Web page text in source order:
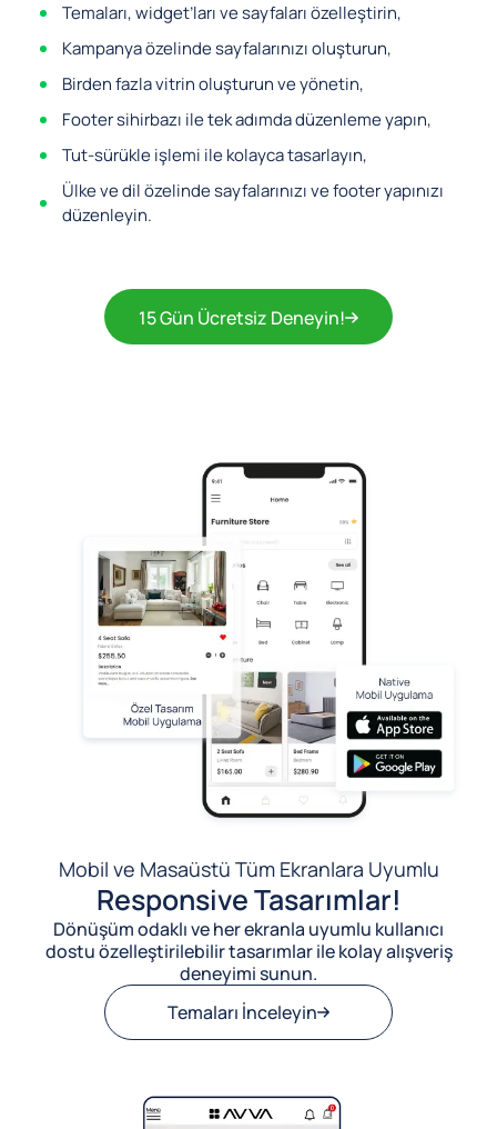
Temaları, widget’ları ve sayfaları özelleştirin,
Kampanya özelinde sayfalarınızı oluşturun,
Birden fazla vitrin oluşturun ve yönetin,
Footer sihirbazı ile tek adımda düzenleme yapın,
Tut-sürükle işlemi ile kolayca tasarlayın,
Ülke ve dil özelinde sayfalarınızı ve footer yapınızı
düzenleyin.
15 Gün Ücretsiz Deneyin!
Mobil ve Masaüstü Tüm Ekranlara Uyumlu
Responsive Tasarımlar!
Dönüşüm odaklı ve her ekranla uyumlu kullanıcı
dostu özelleştirilebilir tasarımlar ile kolay alışveriş
deneyimi sunun.
Temaları İnceleyin